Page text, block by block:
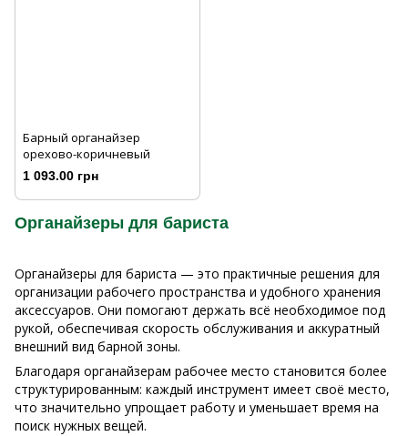
Барный органайзер
орехово-коричневый
1 093.00 грн
Органайзеры для бариста
Органайзеры для бариста — это практичные решения для
организации рабочего пространства и удобного хранения
аксессуаров. Они помогают держать всё необходимое под
рукой, обеспечивая скорость обслуживания и аккуратный
внешний вид барной зоны.
Благодаря органайзерам рабочее место становится более
структурированным: каждый инструмент имеет своё место,
что значительно упрощает работу и уменьшает время на
поиск нужных вещей.